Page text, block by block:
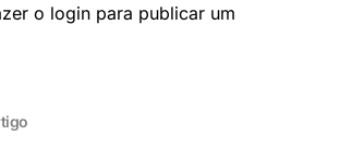
o login para publicar um